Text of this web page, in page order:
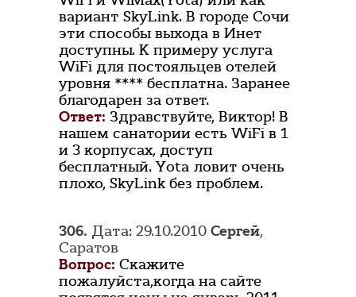
вариант SkyLink. В городе Сочи
эти способы выхода в Инет
доступны. К примеру услуга
WiFi для постояльцев отелей
уровня **** бесплатна. Заранее
благодарен за ответ.
Ответ: Здравствуйте, Виктор! В
нашем санатории есть WiFi в 1
и 3 корпусах, доступ
бесплатный. Yota ловит очень
плохо, SkyLink без проблем.
306. Дата: 29.10.2010 Сергей,
Саратов
Вопрос: Скажите
пожалуйста,когда на сайте